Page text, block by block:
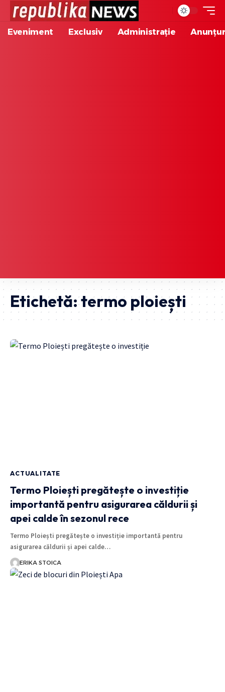
Eveniment Exclusiv Administrație
Etichetă:termo ploiești
ACTUALITATE
Termo Ploiești pregătește o investiție
importantă pentru asigurarea căldurii și
apei calde în sezonul rece
Termo Ploiești pregătește o investiție importantă pentru
asigurarea căldurii și apei calde…
ERIKA STOICA